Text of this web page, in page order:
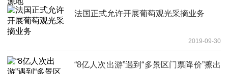
法国正式允许开展葡萄观光采摘业务
2019-09-30
“8亿人次出游”遇到“多景区门票降价”擦出